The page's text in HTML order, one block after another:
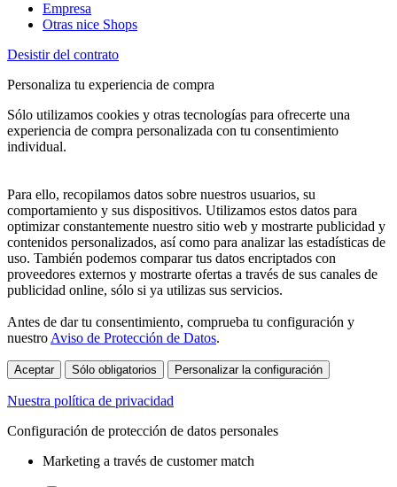
Empresa
Otras nice Shops
Desistir del contrato
Personaliza tu experiencia de compra
Sólo utilizamos cookies y otras tecnologías para ofrecerte una
experiencia de compra personalizada con tu consentimiento
individual.
Para ello, recopilamos datos sobre nuestros usuarios, su
comportamiento y sus dispositivos. Utilizamos estos datos para
optimizar constantemente nuestro sitio web y mostrarte publicidad y
contenidos personalizados, así como para analizar las estadísticas de
uso. También podemos comparar tus datos encriptados con
proveedores externos y mostrarte ofertas a través de sus canales de
publicidad online, sólo si ya utilizas sus servicios.
Antes de dar tu consentimiento, comprueba tu configuración y
nuestro Aviso de Protección de Datos.
Aceptar Sólo obligatorios Personalizar la configuración
Nuestra política de privacidad
Configuración de protección de datos personales
Marketing a través de customer match